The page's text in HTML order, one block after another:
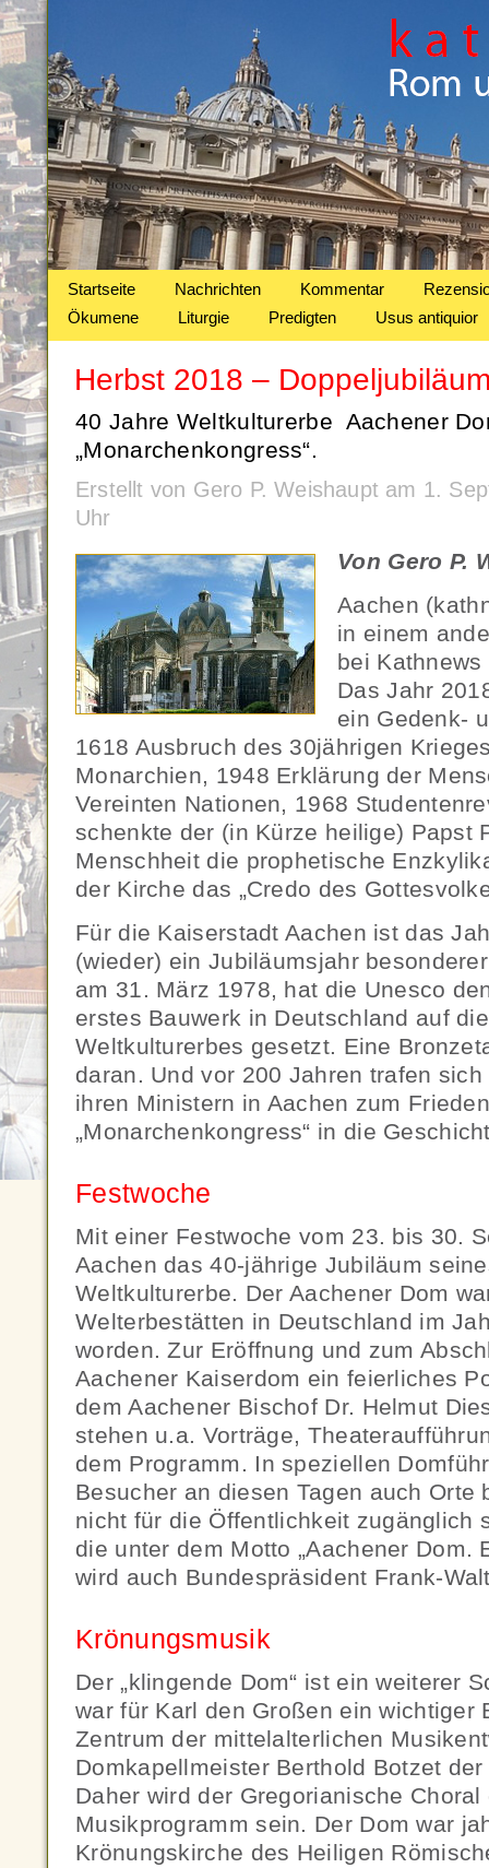
Startseite Nachrichten Kommentar
Ökumene
Liturgie Predigten Usus antiquior
Herbst 2018 –
40 Jahre Weltkulturerbe Aachener
„Monarchenkongress“.
Erstellt von Gero P. Weishaupt am 1.
Uhr
Von Gero P.
Aachen
in einem
bei
Das Jahr
ein Gedenk-
1618 Ausbruch des 30jährigen
Monarchien, 1948 Erklärung der
Vereinten Nationen, 1968
schenkte der (in Kürze heilige) Papst
Menschheit die prophetische
der Kirche das „Credo des
Für die Kaiserstadt Aachen ist das
(wieder) ein Jubiläumsjahr
am 31. März 1978, hat die Unesco
erstes Bauwerk in Deutschland auf
Weltkulturerbes gesetzt. Eine
daran. Und vor 200 Jahren trafen
ihren Ministern in Aachen zum
„Monarchenkongress“ in die
Festwoche
Mit einer Festwoche vom 23. bis 30.
Aachen das 40-jährige Jubiläum
Weltkulturerbe. Der Aachener Dom
Welterbestätten in Deutschland im
worden. Zur Eröffnung und zum
Aachener Kaiserdom ein feierliches
dem Aachener Bischof Dr. Helmut
stehen u.a. Vorträge,
dem Programm. In speziellen
Besucher an diesen Tagen auch Orte
nicht für die Öffentlichkeit zugänglich
die unter dem Motto „Aachener Dom.
wird auch Bundespräsident Frank-
Krönungsmusik
Der „klingende Dom“ ist ein weiterer
war für Karl den Großen ein wichtiger
Zentrum der mittelalterlichen
Domkapellmeister Berthold Botzet
Daher wird der Gregorianische Choral
Musikprogramm sein. Der Dom war
Krönungskirche des Heiligen